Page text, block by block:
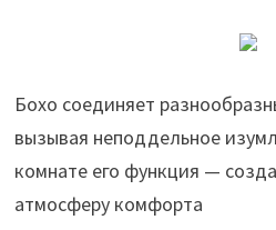
Бохо соединяет
вызывая неподдельное
комнате его функция —
атмосферу комфорта